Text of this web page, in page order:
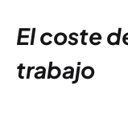
El coste
trabajo